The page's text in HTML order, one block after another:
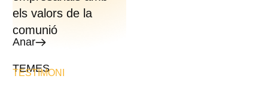
els valors de la
comunió
Anar
TEMES
TESTIMONI